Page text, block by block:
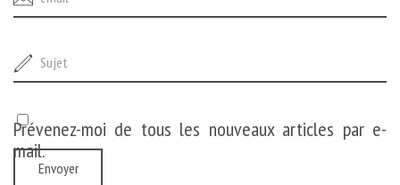
Prévenez-moi de tous les nouveaux articles par e-
mail.